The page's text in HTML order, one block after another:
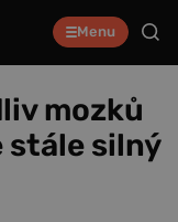
Menu
mozků
stále silný